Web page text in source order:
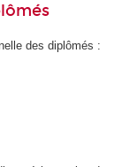
des diplômés :